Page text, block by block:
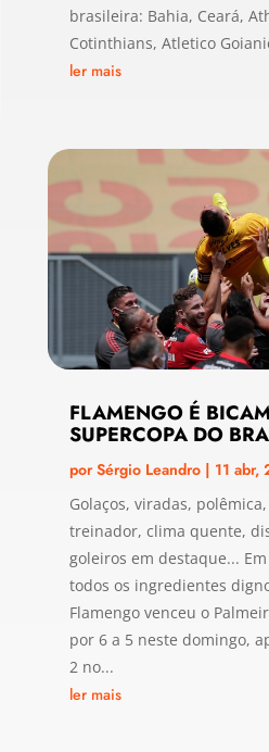
brasileira: Bahia, Ceará,
Cotinthians, Atletico
ler mais
FLAMENGO É
SUPERCOPA DO
porSérgio Leandro| 11 abr,
Golaços, viradas,
treinador, clima quente,
goleiros em destaque...
todos os ingredientes
Flamengo venceu o
por 6 a 5 neste domingo,
2 no...
ler mais